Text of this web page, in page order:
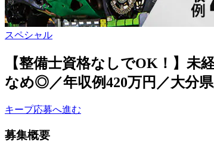
スペシャル
【整備士資格なしでOK！】未
なめ◎／年収例420万円／大分
キープ応募へ進む
募集概要